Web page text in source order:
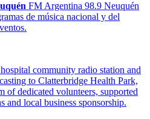
FM Argentina 98.9 Neuquén
de música nacional y del
community radio station and
to Clatterbridge Health Park,
of dedicated volunteers, supported
and local business sponsorship.